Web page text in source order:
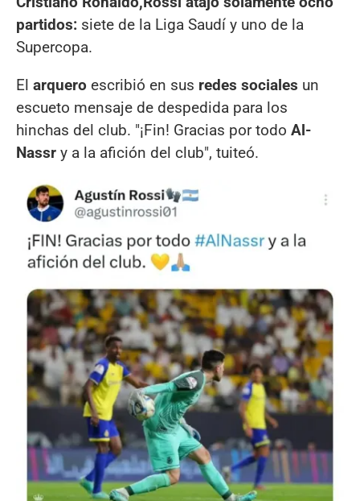
partidos: siete de la Liga Saudí y uno de la
Supercopa.
El arquero escribió en sus redes sociales un
escueto mensaje de despedida para los
hinchas del club. "¡Fin! Gracias por todo Al-
Nassr y a la afición del club", tuiteó.